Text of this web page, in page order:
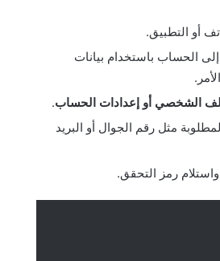
أو التطبيق.
الحساب باستخدام بيانات
الشخصي أو إعدادات الحساب.
مثل رقم الجوال أو البريد
رمز التحقق.